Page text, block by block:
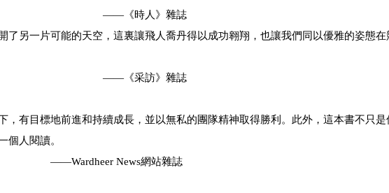
》雜誌
了另一片可能的天空，這裏讓飛人喬丹得以成功翱翔，也讓我們同以優雅的姿態在
》雜誌
，有目標地前進和持續成長，並以無私的團隊精神取得勝利。此外，這本書不只是
個人閱讀。
網站雜誌